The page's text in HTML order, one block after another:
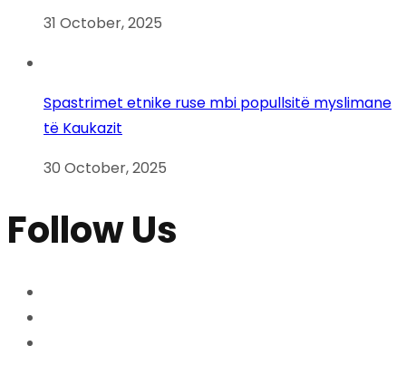
31 October, 2025
Spastrimet etnike ruse mbi popullsitë myslimane
të Kaukazit
30 October, 2025
Follow Us